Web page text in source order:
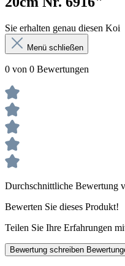
Sie erhalten genau diesen Koi
Menü schließen
0 von 0 Bewertungen
Durchschnittliche Bewertung
Bewerten Sie dieses Produkt!
Teilen Sie Ihre Erfahrungen
Bewertung schreiben